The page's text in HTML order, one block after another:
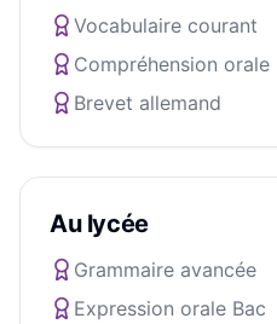
Vocabulaire courant
Compréhension orale
Brevet allemand
Au lycée
Grammaire avancée
Expression orale Bac